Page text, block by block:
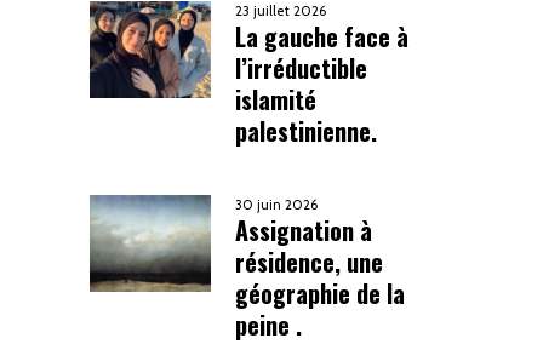
23 juillet 2026
La gauche face à
l’irréductible
islamité
palestinienne.
30 juin 2026
Assignation à
résidence, une
géographie de la
peine .